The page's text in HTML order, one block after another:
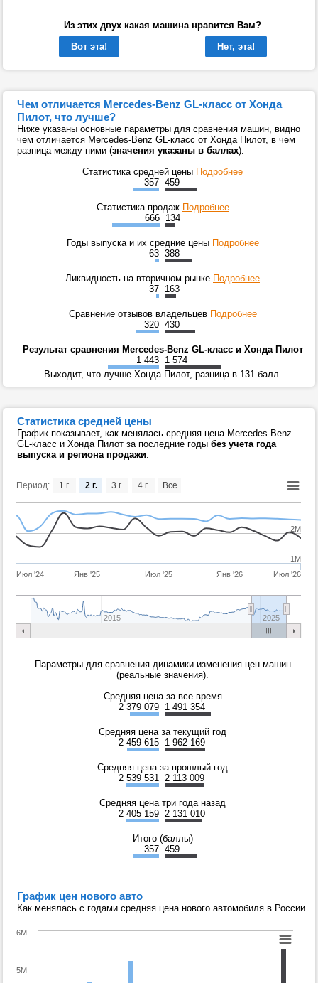
Из этих двух какая машина нравится Вам?
Вот эта!
Нет, эта!
Чем отличается Mercedes-Benz GL-класс от Хонда
Пилот, что лучше?
Ниже указаны основные параметры для сравнения машин, видно
чем отличается Mercedes-Benz GL-класс от Хонда Пилот, в чем
разница между ними (значения указаны в баллах).
Статистика средней цены Подробнее
357 459
Статистика продаж Подробнее
666 134
Годы выпуска и их средние цены Подробнее
63 388
Ликвидность на вторичном рынке Подробнее
37 163
Сравнение отзывов владельцев Подробнее
320 430
Результат сравнения Mercedes-Benz GL-класс и Хонда Пилот
1 443 1 574
Выходит, что лучше Хонда Пилот, разница в 131 балл.
Статистика средней цены
График показывает, как менялась средняя цена Mercedes-Benz
GL-класс и Хонда Пилот за последние годы без учета года
выпуска и региона продажи.
Период:
Июл '24 Янв '25 Июл '25 Янв '26 Июл '26
2015 2025
1M
2M
1 г. 2 г. 3 г. 4 г. Все
Параметры для сравнения динамики изменения цен машин
(реальные значения).
Средняя цена за все время
2 379 079 1 491 354
Средняя цена за текущий год
2 459 615 1 962 169
Средняя цена за прошлый год
2 539 531 2 113 009
Средняя цена три года назад
2 405 159 2 131 010
Итого (баллы)
357 459
График цен нового авто
Как менялась с годами средняя цена нового автомобиля в России.
5M
6M